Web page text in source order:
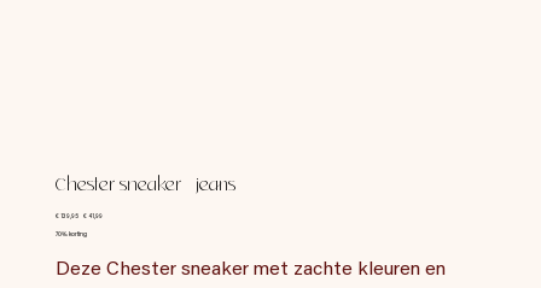
Chester sneaker - jeans
Originele
prijs
€ 139,95 Verkoopprijs
€ 41,99
70% korting
Deze Chester sneaker met zachte kleuren en